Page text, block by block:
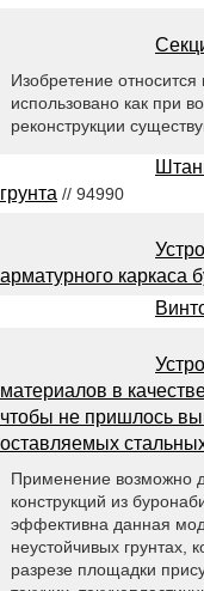
Изобретение относится
использовано как при
реконструкции
грунта // 94990
арматурного каркаса
материалов в
чтобы не пришлось
оставляемых
Применение возможно
конструкций из
эффективна данная
неустойчивых грунтах,
разрезе площадки